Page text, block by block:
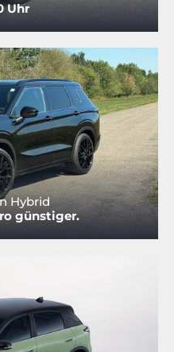
Uhr
Hybrid
günstiger.